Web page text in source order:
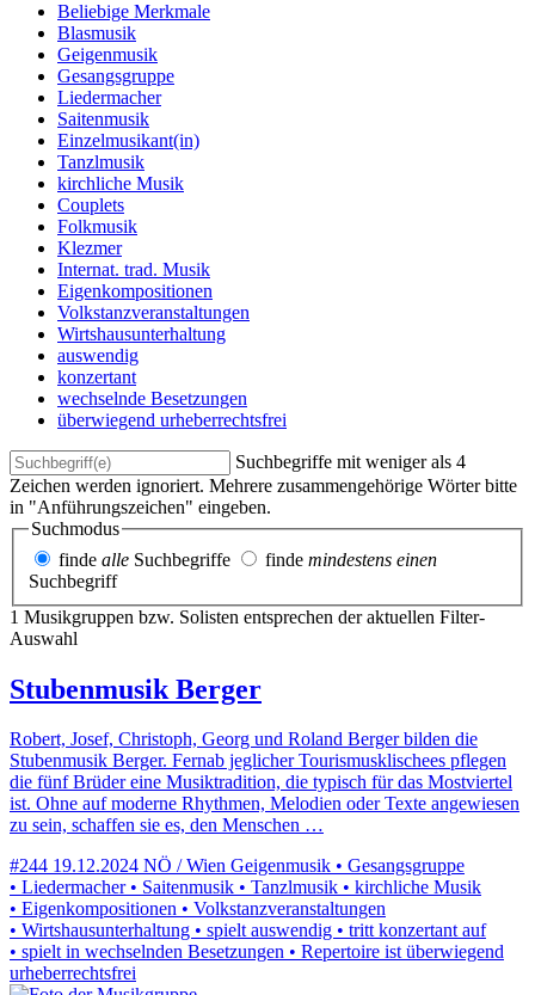
Beliebige Merkmale
Blasmusik
Geigenmusik
Gesangsgruppe
Liedermacher
Saitenmusik
Einzelmusikant(in)
Tanzlmusik
kirchliche Musik
Couplets
Folkmusik
Klezmer
Internat. trad. Musik
Eigenkompositionen
Volkstanzveranstaltungen
Wirtshausunterhaltung
auswendig
konzertant
wechselnde Besetzungen
überwiegend urheberrechtsfrei
Suchbegriffe mit weniger als 4
Zeichen werden ignoriert. Mehrere zusammengehörige Wörter bitte
in "Anführungszeichen" eingeben.
Suchmodus
finde alle Suchbegriffe finde mindestens einen
Suchbegriff
1 Musikgruppen bzw. Solisten entsprechen der aktuellen Filter-
Auswahl
Stubenmusik Berger
Robert, Josef, Christoph, Georg und Roland Berger bilden die
Stubenmusik Berger. Fernab jeglicher Tourismusklischees pflegen
die fünf Brüder eine Musiktradition, die typisch für das Mostviertel
ist. Ohne auf moderne Rhythmen, Melodien oder Texte angewiesen
zu sein, schaffen sie es, den Menschen …
#244 19.12.2024 NÖ / Wien Geigenmusik • Gesangsgruppe
• Liedermacher • Saitenmusik • Tanzlmusik • kirchliche Musik
• Eigenkompositionen • Volkstanzveranstaltungen
• Wirtshausunterhaltung • spielt auswendig • tritt konzertant auf
• spielt in wechselnden Besetzungen • Repertoire ist überwiegend
urheberrechtsfrei